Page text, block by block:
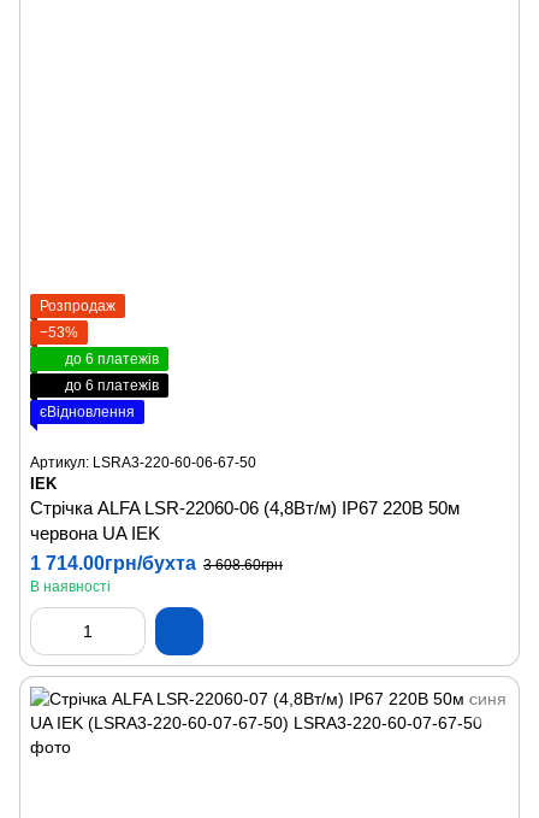
Розпродаж
−53%
до 6 платежів
до 6 платежів
єВідновлення
Артикул: LSRA3-220-60-06-67-50
IEK
Стрічка ALFA LSR-22060-06 (4,8Вт/м) IP67 220В 50м
червона UA IEK
1 714.00грн/бухта 3 608.60грн
В наявності